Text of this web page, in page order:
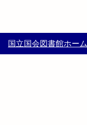
国立国会図書館ホーム